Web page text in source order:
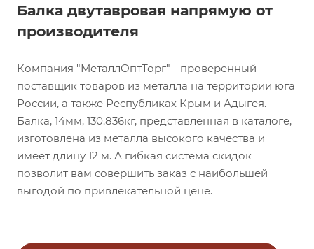
Балка двутавровая напрямую от
производителя
Компания "МеталлОптТорг" - проверенный
поставщик товаров из металла на территории юга
России, а также Республиках Крым и Адыгея.
Балка, 14мм, 130.836кг, представленная в каталоге,
изготовлена из металла высокого качества и
имеет длину 12 м. А гибкая система скидок
позволит вам совершить заказ с наибольшей
выгодой по привлекательной цене.